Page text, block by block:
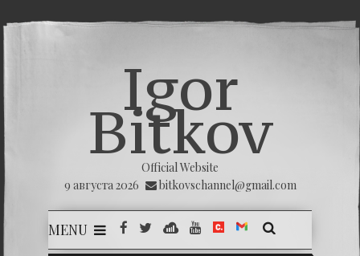
Igor
Bitkov
Official Website
9 августа 2026
bitkovschannel@gmail.com
MENU